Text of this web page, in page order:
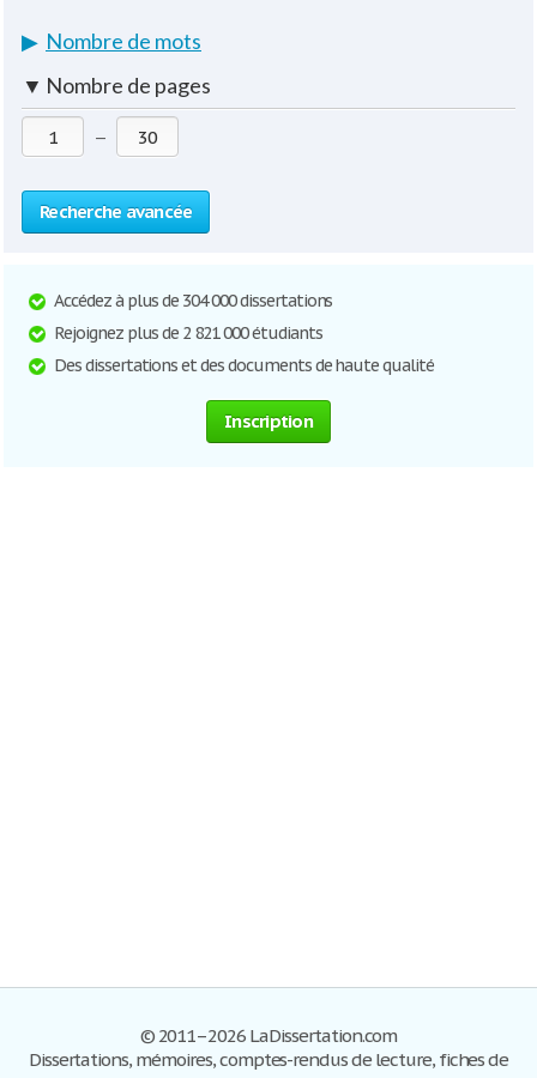
▶ Nombre de mots
▼ Nombre de pages
—
Recherche avancée
Accédez à plus de 304 000 dissertations
Rejoignez plus de 2 821 000 étudiants
Des dissertations et des documents de haute qualité
Inscription
© 2011–2026 LaDissertation.com
Dissertations, mémoires, comptes-rendus de lecture, fiches de